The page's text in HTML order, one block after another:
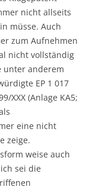
nicht allseits
müsse. Auch
zum Aufnehmen
nicht vollständig
unter anderem
EP 1 017
XXX (Anlage KA5;
eine nicht
zeige.
weise auch
sei die